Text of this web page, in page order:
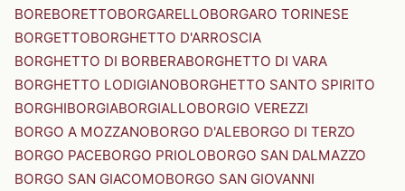
BOREBORETTOBORGARELLOBORGARO TORINESE
BORGETTOBORGHETTO D'ARROSCIA
BORGHETTO DI BORBERABORGHETTO DI VARA
BORGHETTO LODIGIANOBORGHETTO SANTO SPIRITO
BORGHIBORGIABORGIALLOBORGIO VEREZZI
BORGO A MOZZANOBORGO D'ALEBORGO DI TERZO
BORGO PACEBORGO PRIOLOBORGO SAN DALMAZZO
BORGO SAN GIACOMOBORGO SAN GIOVANNI